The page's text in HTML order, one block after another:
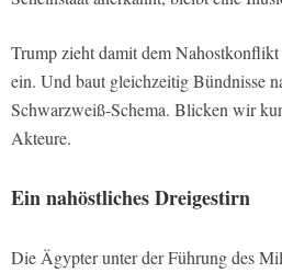
Trump zieht damit dem
ein. Und baut gleichzeitig Bündnisse
Schwarzweiß-Schema. Blicken wir
Akteure.
Ein nahöstliches Dreigestirn
Die Ägypter unter der Führung des